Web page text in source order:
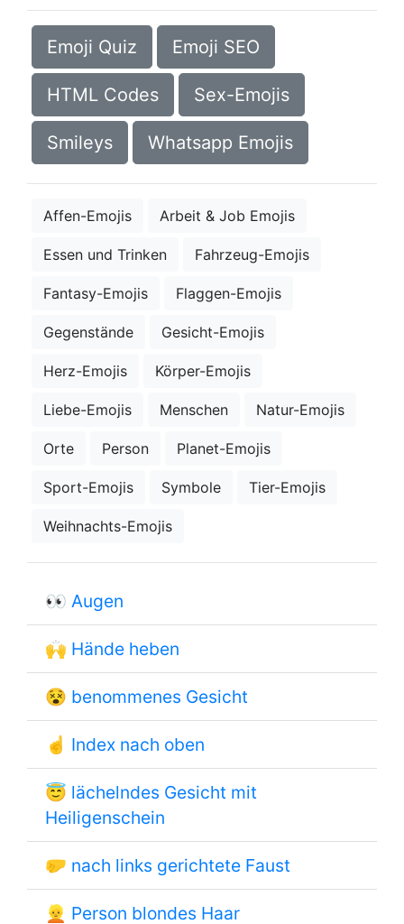
Emoji Quiz Emoji SEO
HTML Codes Sex-Emojis
Smileys Whatsapp Emojis
Affen-Emojis Arbeit & Job Emojis
Essen und Trinken Fahrzeug-Emojis
Fantasy-Emojis Flaggen-Emojis
Gegenstände Gesicht-Emojis
Herz-Emojis Körper-Emojis
Liebe-Emojis Menschen Natur-Emojis
Orte Person Planet-Emojis
Sport-Emojis Symbole Tier-Emojis
Weihnachts-Emojis
👀 Augen
🙌 Hände heben
😵 benommenes Gesicht
☝ Index nach oben
😇 lächelndes Gesicht mit
Heiligenschein
🤛 nach links gerichtete Faust
👱 Person blondes Haar